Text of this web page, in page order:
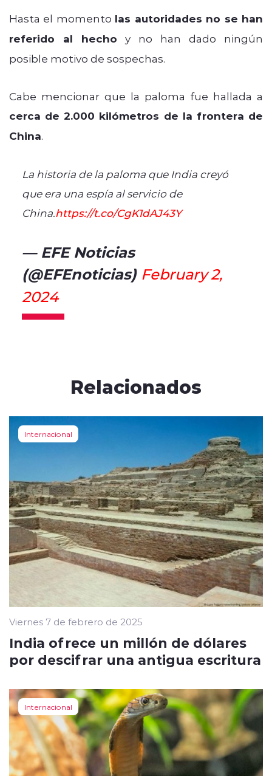
Hasta el momento las autoridades no se han
referido al hecho y no han dado ningún
posible motivo de sospechas.
Cabe mencionar que la paloma fue hallada a
cerca de 2.000 kilómetros de la frontera de
China.
La historia de la paloma que India creyó
que era una espía al servicio de
China.https://t.co/CgK1dAJ43Y
— EFE Noticias
(@EFEnoticias) February 2,
2024
Relacionados
Internacional
Viernes 7 de febrero de 2025
India ofrece un millón de dólares
por descifrar una antigua escritura
Internacional